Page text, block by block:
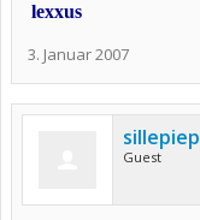
lexxus
3. Januar 2007
Guest